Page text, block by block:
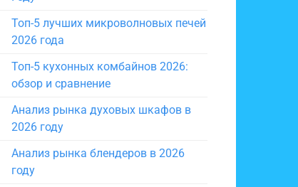
Топ-5 лучших микроволновых печей
2026 года
Топ-5 кухонных комбайнов 2026:
обзор и сравнение
Анализ рынка духовых шкафов в
2026 году
Анализ рынка блендеров в 2026
году